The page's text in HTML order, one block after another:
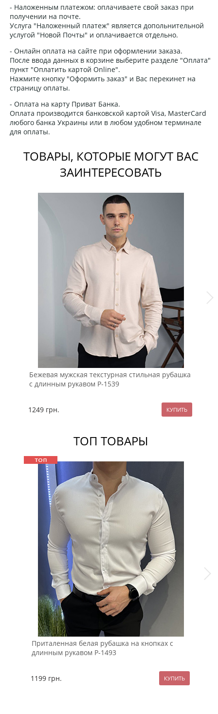
- Наложенным платежом: оплачиваете свой заказ при
получении на почте.
Услуга "Наложенный платеж" является допольнительной
услугой "Новой Почты" и оплачивается отдельно.
- Онлайн оплата на сайте при оформлении заказа.
После ввода данных в корзине выберите разделе "Оплата"
пункт "Оплатить картой Online".
Нажмите кнопку "Оформить заказ" и Вас перекинет на
страницу оплаты.
- Оплата на карту Приват Банка.
Оплата производится банковской картой Visa, MasterCard
любого банка Украины или в любом удобном терминале
для оплаты.
ТОВАРЫ, КОТОРЫЕ МОГУТ ВАС
ЗАИНТЕРЕСОВАТЬ
Бежевая мужская текстурная стильная рубашка
с длинным рукавом Р-1539
1249 грн.
ТОП ТОВАРЫ
Приталенная белая рубашка на кнопках с
длинным рукавом Р-1493
1199 грн.